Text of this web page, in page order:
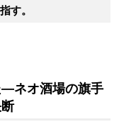
す。
ネオ酒場の旗手